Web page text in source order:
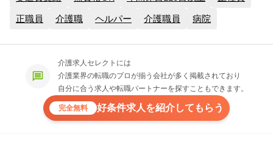
正職員 介護職 ヘルパー 介護職員 病院
介護求人セレクトには
介護業界の転職のプロが揃う会社が多く掲載されており
自分に合う求人や転職パートナーを探すこともできます。
完全無料 好条件求人を紹介してもらう